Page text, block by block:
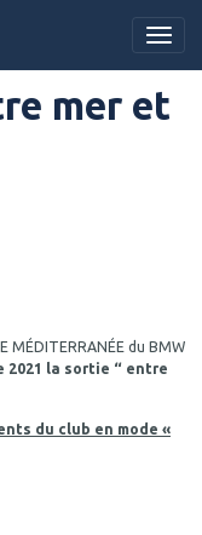
mer et
MÉDITERRANÉE du BMW
2021 la sortie “ entre
du club en mode «